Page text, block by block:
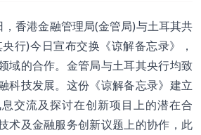
，香港金融管理局(金管局)与土耳其共
行)今日宣布交换《谅解备忘录》，
域的合作。金管局与土耳其央行均致
科技发展。这份《谅解备忘录》建立
交流及探讨在创新项目上的潜在合
术及金融服务创新议题上的协作，此